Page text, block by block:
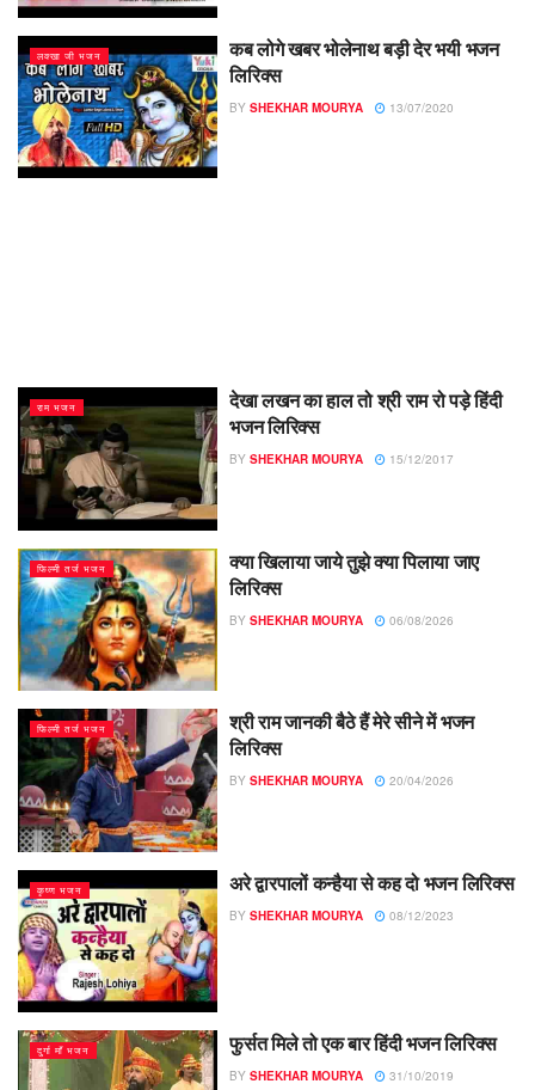
लक्खा जी भजन
कब लोगे खबर भोलेनाथ बड़ी देर भयी भजन
लिरिक्स
BY SHEKHAR MOURYA 13/07/2020
राम भजन
देखा लखन का हाल तो श्री राम रो पड़े हिंदी
भजन लिरिक्स
BY SHEKHAR MOURYA 15/12/2017
फिल्मी तर्ज भजन
​क्या खिलाया जाये तुझे क्या पिलाया जाए
लिरिक्स
BY SHEKHAR MOURYA 06/08/2026
फिल्मी तर्ज भजन
श्री राम जानकी बैठे हैं मेरे सीने में भजन
लिरिक्स
BY SHEKHAR MOURYA 20/04/2026
कृष्ण भजन अरे द्वारपालों कन्हैया से कह दो भजन लिरिक्स
BY SHEKHAR MOURYA 08/12/2023
दुर्गा माँ भजन फुर्सत मिले तो एक बार हिंदी भजन लिरिक्स
BY SHEKHAR MOURYA 31/10/2019